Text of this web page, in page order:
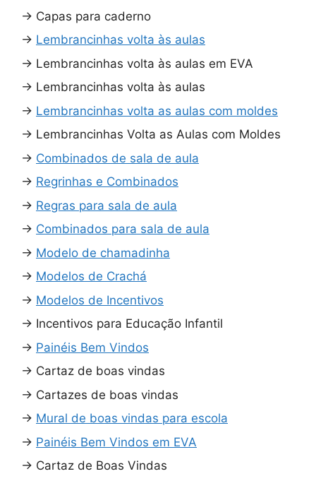
→ Capas para caderno
→ Lembrancinhas volta às aulas
→ Lembrancinhas volta às aulas em EVA
→ Lembrancinhas volta às aulas
→ Lembrancinhas volta as aulas com moldes
→ Lembrancinhas Volta as Aulas com Moldes
→ Combinados de sala de aula
→ Regrinhas e Combinados
→ Regras para sala de aula
→ Combinados para sala de aula
→ Modelo de chamadinha
→ Modelos de Crachá
→ Modelos de Incentivos
→ Incentivos para Educação Infantil
→ Painéis Bem Vindos
→ Cartaz de boas vindas
→ Cartazes de boas vindas
→ Mural de boas vindas para escola
→ Painéis Bem Vindos em EVA
→ Cartaz de Boas Vindas